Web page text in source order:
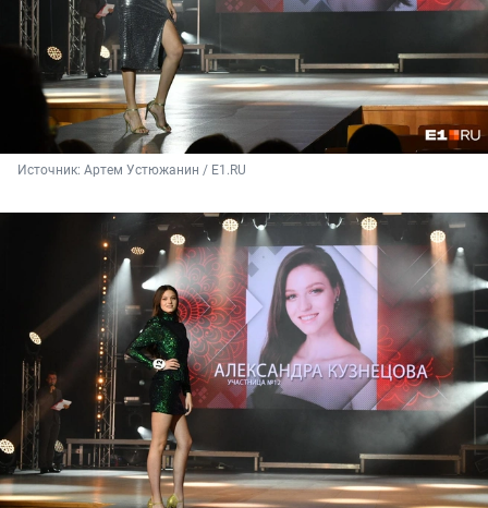
Источник: Артем Устюжанин / Е1.RU